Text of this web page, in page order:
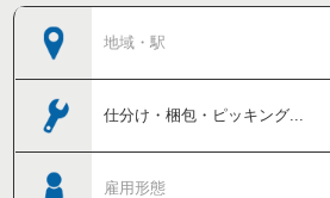
地域・駅
仕分け・梱包・ピッキング...
雇用形態